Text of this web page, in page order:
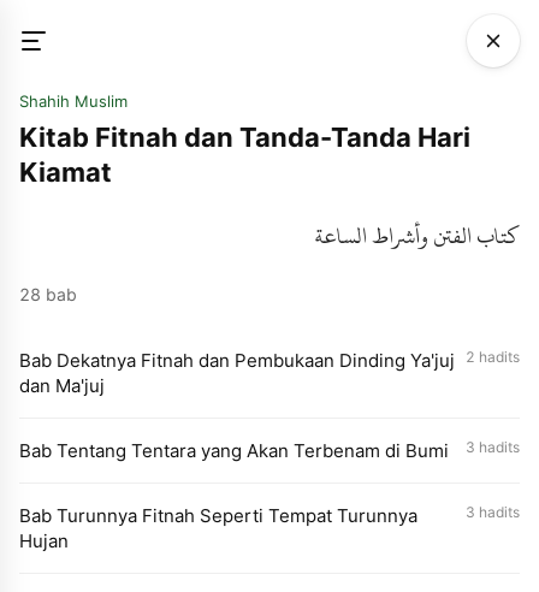
Shahih Muslim
Kitab Fitnah dan Tanda-Tanda Hari
Kiamat
كتاب الفتن وأشراط الساعة
28 bab
Bab Dekatnya Fitnah dan Pembukaan Dinding Ya'juj
dan Ma'juj
2 hadits
Bab Tentang Tentara yang Akan Terbenam di Bumi 3 hadits
Bab Turunnya Fitnah Seperti Tempat Turunnya
Hujan
3 hadits